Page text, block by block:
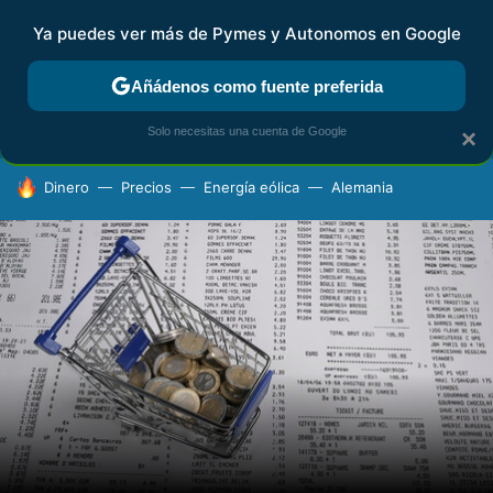
FISCALIDAD Y CONTABILIDAD KIT DIGITAL RENTA
HOY SE HABLA DE
Dinero Precios Energía eólica Alemania
×
Ya puedes ver más de Pymes y Autonomos en Google
Añádenos como fuente preferida
Solo necesitas una cuenta de Google